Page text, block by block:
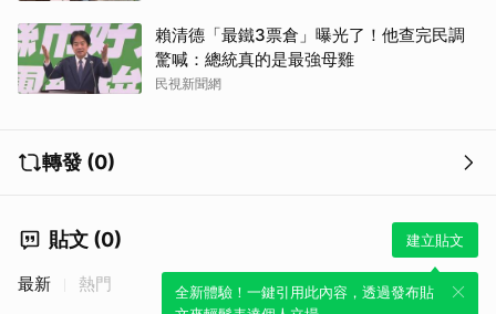
賴清德「最鐵3票倉」曝光了！他查完民調
驚喊：總統真的是最強母雞
民視新聞網
轉發 (0)
貼文 (0) 建立貼文
全新體驗！一鍵引用此內容，透過發布貼
最新 熱門